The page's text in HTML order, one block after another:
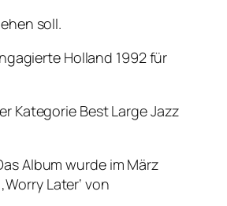
soll.
Holland 1992 für
Kategorie Best Large Jazz
Album wurde im März
Later‘ von